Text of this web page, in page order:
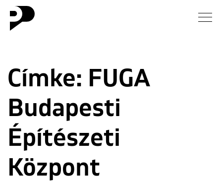
Galéria
Interjú
Esszé
Címke: FUGA
Budapesti
Építészeti
Központ